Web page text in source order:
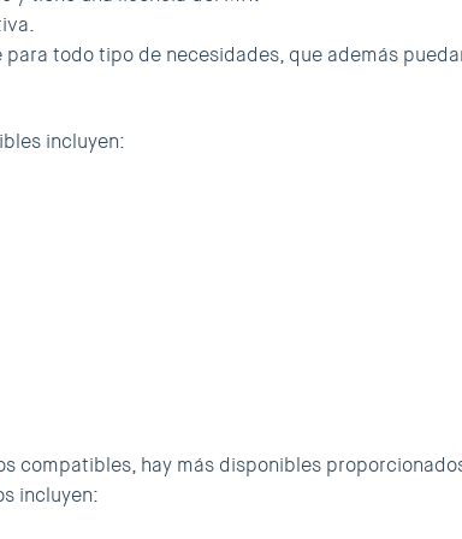
todo tipo de necesidades, que además
incluyen:
compatibles, hay más disponibles
incluyen: